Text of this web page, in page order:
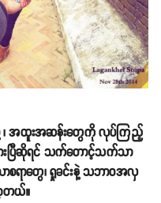
အထူးအဆန်းတွေကို လုပ်ကြည့်
ားပြီဆိုရင် သက်တောင့်သက်သာ
စရာတွေ၊ ရှုခင်းနဲ့ သဘာဝအလှ
တယ်။